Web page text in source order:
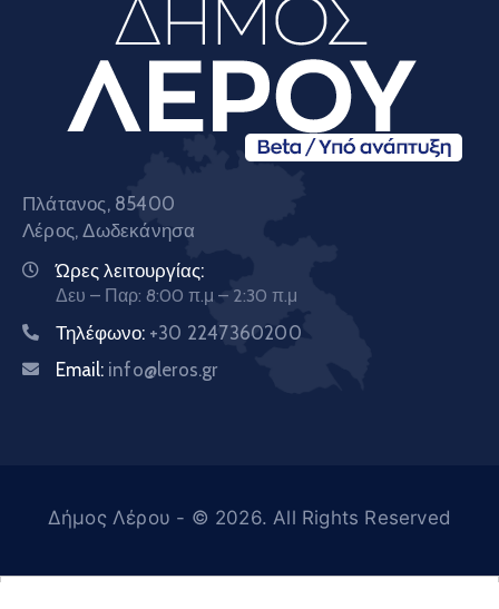
Πλάτανος, 85400
Λέρος, Δωδεκάνησα
Ώρες λειτουργίας:
Δευ – Παρ: 8:00 π.μ – 2:30 π.μ
Τηλέφωνο: +30 2247360200
Email: info@leros.gr
Δήμος Λέρου - © 2026. All Rights Reserved